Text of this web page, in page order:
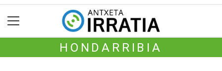
HONDARRIBIA